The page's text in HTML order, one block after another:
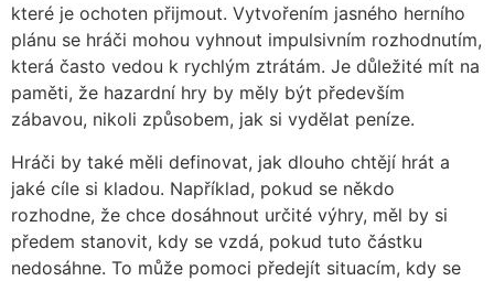
které je ochoten přijmout. Vytvořením jasného herního
plánu se hráči mohou vyhnout impulsivním rozhodnutím,
která často vedou k rychlým ztrátám. Je důležité mít na
paměti, že hazardní hry by měly být především
zábavou, nikoli způsobem, jak si vydělat peníze.
Hráči by také měli definovat, jak dlouho chtějí hrát a
jaké cíle si kladou. Například, pokud se někdo
rozhodne, že chce dosáhnout určité výhry, měl by si
předem stanovit, kdy se vzdá, pokud tuto částku
nedosáhne. To může pomoci předejít situacím, kdy se